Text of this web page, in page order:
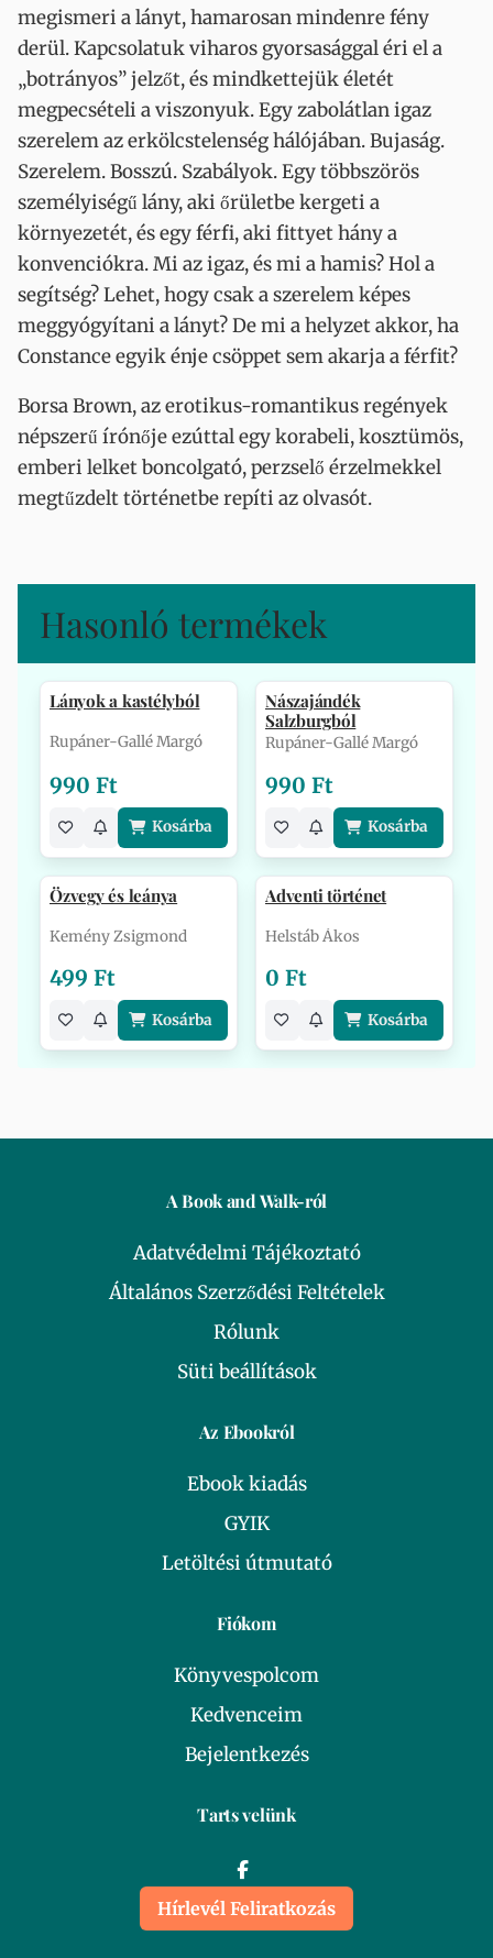
megismeri a lányt, hamarosan mindenre fény
derül. Kapcsolatuk viharos gyorsasággal éri el a
„botrányos” jelzőt, és mindkettejük életét
megpecsételi a viszonyuk. Egy zabolátlan igaz
szerelem az erkölcstelenség hálójában. Bujaság.
Szerelem. Bosszú. Szabályok. Egy többszörös
személyiségű lány, aki őrületbe kergeti a
környezetét, és egy férfi, aki fittyet hány a
konvenciókra. Mi az igaz, és mi a hamis? Hol a
segítség? Lehet, hogy csak a szerelem képes
meggyógyítani a lányt? De mi a helyzet akkor, ha
Constance egyik énje csöppet sem akarja a férfit?
Borsa Brown, az erotikus-romantikus regények
népszerű írónője ezúttal egy korabeli, kosztümös,
emberi lelket boncolgató, perzselő érzelmekkel
megtűzdelt történetbe repíti az olvasót.
Hasonló termékek
Lányok a kastélyból
Rupáner-Gallé Margó
990 Ft
Kosárba
Nászajándék
Salzburgból
Rupáner-Gallé Margó
990 Ft
Kosárba
Özvegy és leánya
Kemény Zsigmond
499 Ft
Kosárba
Adventi történet
Helstáb Ákos
0 Ft
Kosárba
A Book and Walk-ról
Adatvédelmi Tájékoztató
Általános Szerződési Feltételek
Rólunk
Süti beállítások
Az Ebookról
Ebook kiadás
GYIK
Letöltési útmutató
Fiókom
Könyvespolcom
Kedvenceim
Bejelentkezés
Tarts velünk
Hírlevél Feliratkozás